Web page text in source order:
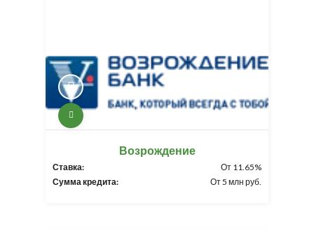
Возрождение
Ставка:
От 11.65%
Сумма кредита:
От 5 млн руб.